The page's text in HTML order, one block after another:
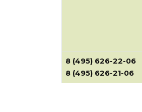
8 (495) 626-22-06
8 (495) 626-21-06